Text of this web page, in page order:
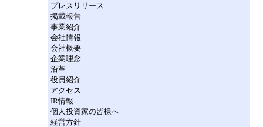
プレスリリース
掲載報告
事業紹介
会社情報
会社概要
企業理念
沿革
役員紹介
アクセス
IR情報
個人投資家の皆様へ
経営方針